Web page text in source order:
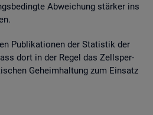
Ab­wei­chung stär­ker ins
Pu­bli­ka­tio­nen der Sta­tis­tik der
dort in der Regel das Zell­sper­
Ge­heim­hal­tung zum Ein­satz